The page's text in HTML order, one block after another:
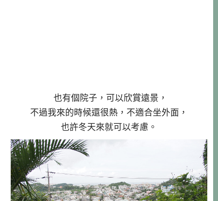
也有個院子，可以欣賞遠景，
不過我來的時候還很熱，不適合坐外面，
也許冬天來就可以考慮。